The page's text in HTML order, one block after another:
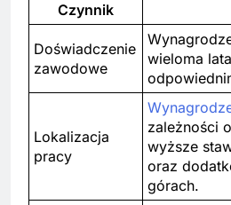
Czynnik
Doświadczenie
zawodowe
wieloma
Lokalizacja
pracy
zależności
wyższe
oraz
górach.